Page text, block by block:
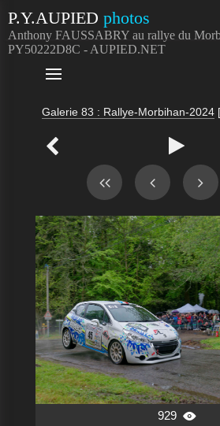
P.Y.AUPIED photos
Anthony FAUSSABRY au rallye du
PY50222D8C - AUPIED.NET

Galerie 83 : Rallye-Morbihan-2024
 
929 